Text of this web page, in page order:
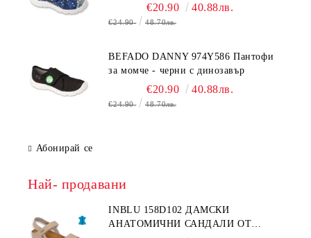
€20.90 40.88лв.
€24.90 48.70лв.
BEFADO DANNY 974Y586 Пантофи
за момче - черни с динозавър
€20.90 40.88лв.
€24.90 48.70лв.
Абонирай се
Най- продавани
INBLU 158D102 ДАМСКИ
АНАТОМИЧНИ САНДАЛИ ОТ